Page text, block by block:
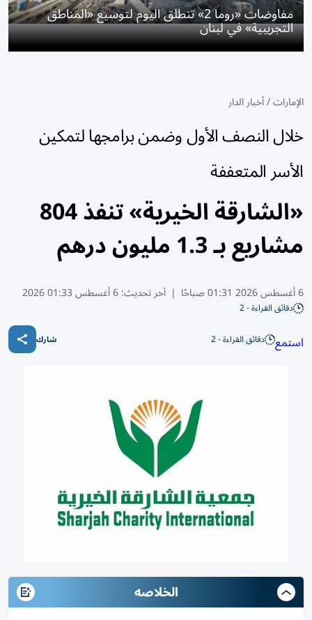
مفاوضات «روما 2» تنطلق اليوم لتوسيع «المناطق
التجريبية» في لبنان
الإمارات/أخبار الدار
خلال النصف الأول وضمن برامجها لتمكين
الأسر المتعففة
«الشارقة الخيرية» تنفذ 804
مشاريع بـ 1.3 مليون درهم
6 أغسطس 2026 01:31 صباحًا | آخر تحديث:6 أغسطس 01:33 2026
دقائق القراءة - 2
استمع دقائق القراءة - 2 شارك
الخلاصه